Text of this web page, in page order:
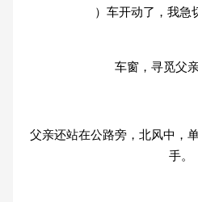
）车开动了，我急
车窗，寻觅父
父亲还站在公路旁，北风中，
手。